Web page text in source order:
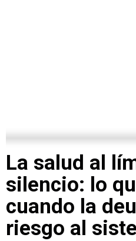
La salud al
silencio: lo
cuando la
riesgo al